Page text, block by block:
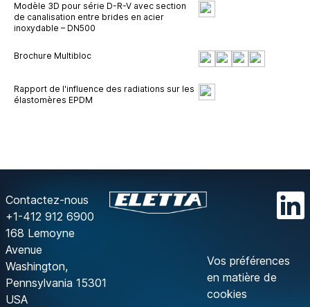
Modèle 3D pour série D-R-V avec section
de canalisation entre brides en acier
inoxydable – DN500
Brochure Multibloc
Rapport de l'influence des radiations sur les
élastomères EPDM
Contactez-nous
+1-412 912 6900
168 Lemoyne
Avenue
Washington,
Pennsylvania 15301
USA
Vos préférences
en matière de
cookies